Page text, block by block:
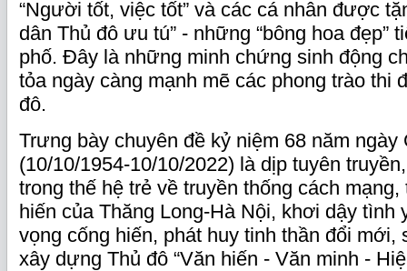
“Người tốt, việc tốt” và các cá nhân được
dân Thủ đô ưu tú” - những “bông hoa đẹp”
phố. Đây là những minh chứng sinh động
tỏa ngày càng mạnh mẽ các phong trào thi
đô.
Trưng bày chuyên đề kỷ niệm 68 năm ngày
(10/10/1954-10/10/2022) là dịp tuyên
trong thế hệ trẻ về truyền thống cách
hiến của Thăng Long-Hà Nội, khơi dậy tình
vọng cống hiến, phát huy tinh thần đổi
xây dựng Thủ đô “Văn hiến - Văn minh -